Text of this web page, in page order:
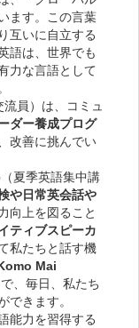
ます。この言葉
互いに自立する
語は、世界でも
力な言語として
流員）は、コミュ
ダー養成プログ
改善に挑んでい
夏季英語集中講
や日常英会話や
向上を図ること
ティブスピーカ
私たちと話す機
Mai
、毎日、私たち
できます。
能力を習得する